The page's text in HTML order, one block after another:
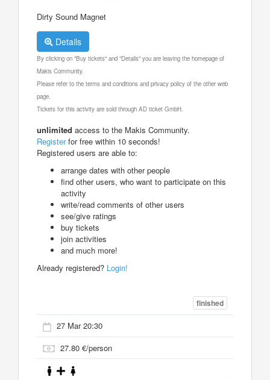
Dirty Sound Magnet
Details
By clicking on "Buy tickets" and "Details" you are leaving the homepage of
Makis Community.
Please refer to the terms and conditions and privacy policy of the other web
page.
Tickets for this activity are sold through AD ticket GmbH.
unlimited access to the Makis Community.
Registerfor free within 10 seconds!
Registered users are able to:
arrange dates with other people
find other users, who want to participate on this
activity
write/read comments of other users
see/give ratings
buy tickets
join activities
and much more!
Already registered? Login!
finished
27 Mar 20:30
27.80 €/person